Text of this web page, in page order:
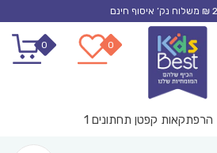
0
0
הרפתקאות קפטן תחתונים 1